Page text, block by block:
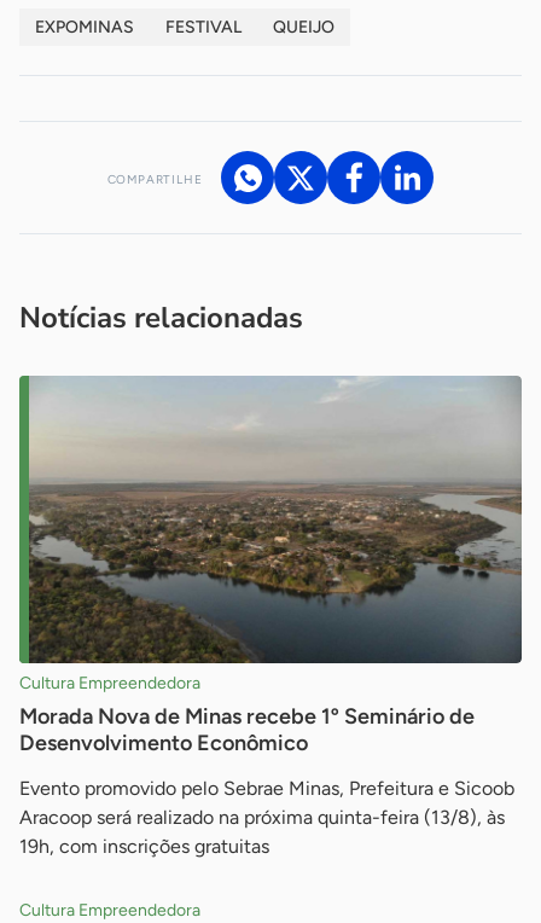
EXPOMINAS FESTIVAL QUEIJO
COMPARTILHE
Notícias relacionadas
Cultura Empreendedora
Morada Nova de Minas recebe 1º Seminário de
Desenvolvimento Econômico
Evento promovido pelo Sebrae Minas, Prefeitura e Sicoob
Aracoop será realizado na próxima quinta-feira (13/8), às
19h, com inscrições gratuitas
Cultura Empreendedora